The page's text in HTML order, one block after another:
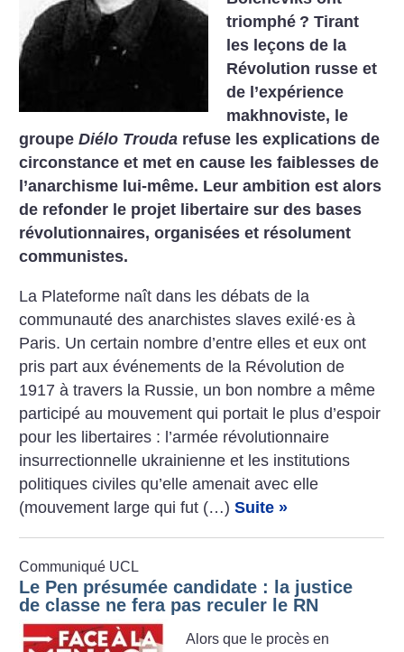
triomphé ? Tirant
les leçons de la
Révolution russe et
de l’expérience
makhnoviste, le
groupeDiélo Trouda refuse les explications de
circonstance et met en cause les faiblesses de
l’anarchisme lui-même. Leur ambition est alors
de refonder le projet libertaire sur des bases
révolutionnaires, organisées et résolument
communistes.
La Plateforme naît dans les débats de la
communauté des anarchistes slaves exilé·es à
Paris. Un certain nombre d’entre elles et eux ont
pris part aux événements de la Révolution de
1917 à travers la Russie, un bon nombre a même
participé au mouvement qui portait le plus d’espoir
pour les libertaires : l’armée révolutionnaire
insurrectionnelle ukrainienne et les institutions
politiques civiles qu’elle amenait avec elle
(mouvement large qui fut (…)Suite »
Communiqué UCL
Le Pen présumée candidate : la justice
de classe ne fera pas reculer le RN
Alors que le procès en